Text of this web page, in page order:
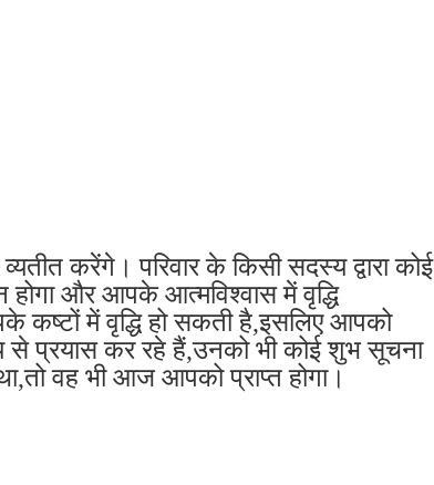
करेंगे। परिवार के किसी सदस्य द्वारा कोई
और आपके आत्मविश्वास में वृद्धि
कष्टों में वृद्धि हो सकती है,इसलिए आपको
से प्रयास कर रहे हैं,उनको भी कोई शुभ सूचना
वह भी आज आपको प्राप्त होगा।